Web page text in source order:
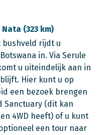
(323 km)
bushveld rijdt u
in. Via Serule
u uiteindelijk aan in
Hier kunt u op
een bezoek brengen
Sanctuary (dit kan
4WD heeft) of u kunt
een tour naar